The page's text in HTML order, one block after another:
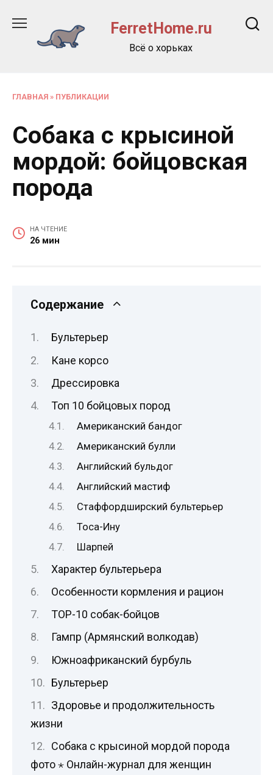
содержанию
FerretHome.ru
Всё о хорьках
ГЛАВНАЯ » ПУБЛИКАЦИИ
Собака с крысиной
мордой: бойцовская
порода
НА ЧТЕНИЕ
26 мин
Содержание
Бультерьер
Кане корсо
Дрессировка
Топ 10 бойцовых пород
Американский бандог
Американский булли
Английский бульдог
Английский мастиф
Стаффордширский бультерьер
Тоса-Ину
Шарпей
Характер бультерьера
Особенности кормления и рацион
TOP-10 собак-бойцов
Гампр (Армянский волкодав)
Южноафриканский бурбуль
Бультерьер
Здоровье и продолжительность
жизни
Собака с крысиной мордой порода
фото ⋆ Онлайн-журнал для женщин